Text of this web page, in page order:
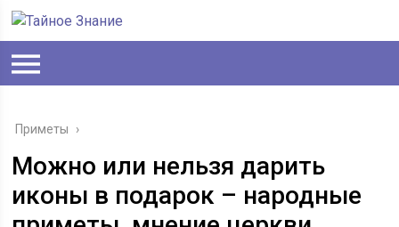
Приметы ›
Можно или нельзя дарить
иконы в подарок – народные